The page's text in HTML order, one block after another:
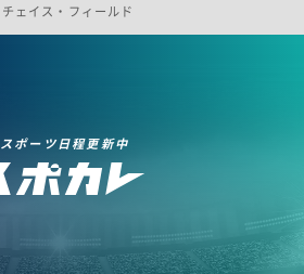
チェイス・フィールド
スポーツ日程更新中